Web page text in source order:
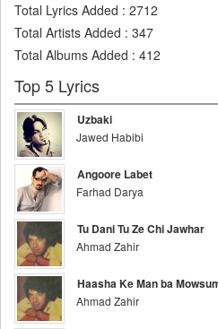
Total Lyrics Added : 2712
Total Artists Added : 347
Total Albums Added : 412
Top 5 Lyrics
Uzbaki
Jawed Habibi
Angoore Labet
Farhad Darya
Tu Dani Tu Ze Chi Jawhar
Ahmad Zahir
Haasha Ke Man ba
Ahmad Zahir